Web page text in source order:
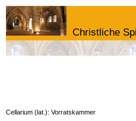
Christliche
Cellarium (lat.): Vorratskammer